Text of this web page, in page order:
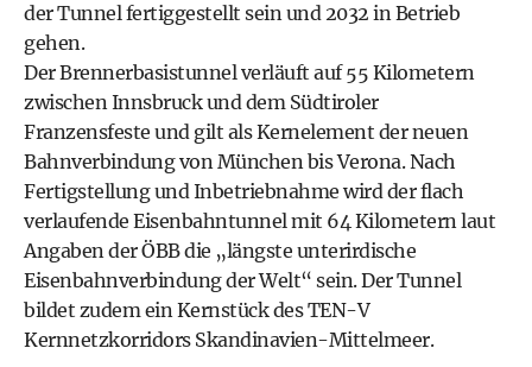
der Tunnel fertiggestellt sein und 2032 in Betrieb
gehen.
Der Brennerbasistunnel verläuft auf 55 Kilometern
zwischen Innsbruck und dem Südtiroler
Franzensfeste und gilt als Kernelement der neuen
Bahnverbindung von München bis Verona. Nach
Fertigstellung und Inbetriebnahme wird der flach
verlaufende Eisenbahntunnel mit 64 Kilometern laut
Angaben der ÖBB die „längste unterirdische
Eisenbahnverbindung der Welt“ sein. Der Tunnel
bildet zudem ein Kernstück des TEN-V
Kernnetzkorridors Skandinavien-Mittelmeer.